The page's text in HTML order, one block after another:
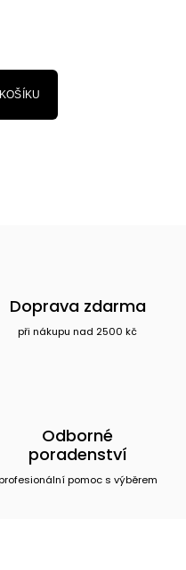
Doprava zdarma
při nákupu nad 2500 kč
Odborné
poradenství
pomoc s výběrem